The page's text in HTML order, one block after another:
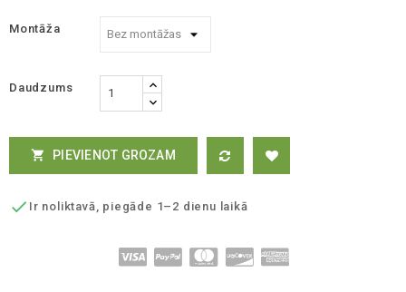
Montāža
Daudzums
 PIEVIENOT GROZAM
 Ir noliktavā, piegāde 1–2 dienu laikā